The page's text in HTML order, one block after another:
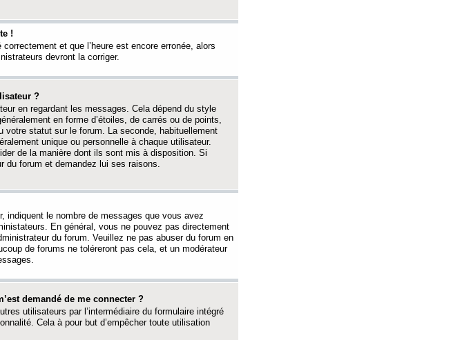
!
et que l’heure est encore erronée, alors
devront la corriger.
?
en regardant les messages. Cela dépend du style
en forme d’étoiles, de carrés ou de points,
votre statut sur le forum. La seconde, habituellement
unique ou personnelle à chaque utilisateur.
de la manière dont ils sont mis à disposition. Si
du forum et demandez lui ses raisons.
indiquent le nombre de messages que vous avez
En général, vous ne pouvez pas directement
du forum. Veuillez ne pas abuser du forum en
de forums ne toléreront pas cela, et un modérateur
demandé de me connecter ?
utilisateurs par l’intermédiaire du formulaire intégré
Cela à pour but d’empêcher toute utilisation